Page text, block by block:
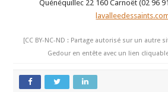
Quénéquillec 22 160 Carnoët (02 96
[CC BY-NC-ND : Partage autorisé sur un autre
Gedour en entête avec un lien